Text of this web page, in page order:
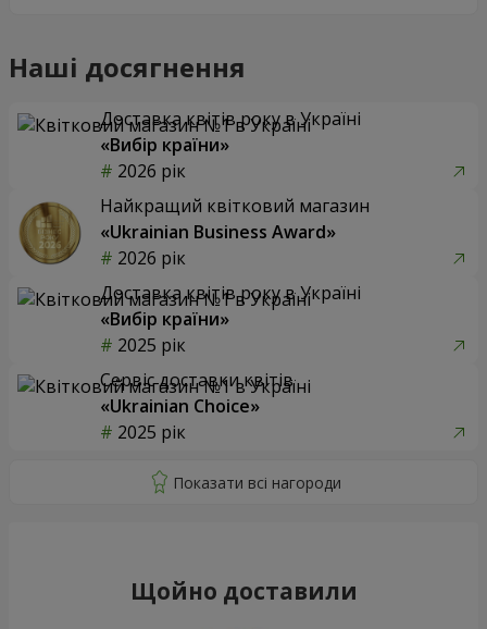
Наші досягнення
Доставка квітів року в Україні
«Вибір країни»
2026 рік
Найкращий квітковий магазин
«Ukrainian Business Award»
2026 рік
Доставка квітів року в Україні
«Вибір країни»
2025 рік
Сервіс доставки квітів
«Ukrainian Choice»
2025 рік
Щойно доставили